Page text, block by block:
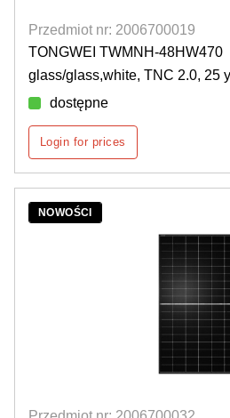
Przedmiot nr: 2006700019
TONGWEI TWMNH-48HW470
glass/glass,white, TNC 2.0, 25
dostępne
Login for prices
NOWOŚCI